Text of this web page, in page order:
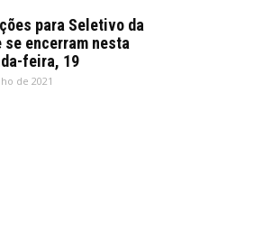
para Seletivo da
se encerram nesta
feira, 19
de 2021